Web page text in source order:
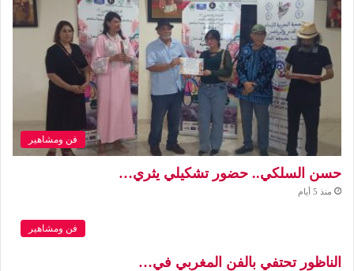
فن ومشاهير
حسن السلكي.. حضور تشكيلي يثري…
منذ 5 أيام
فن ومشاهير
الناظور تحتفي بالفن المغربي في…